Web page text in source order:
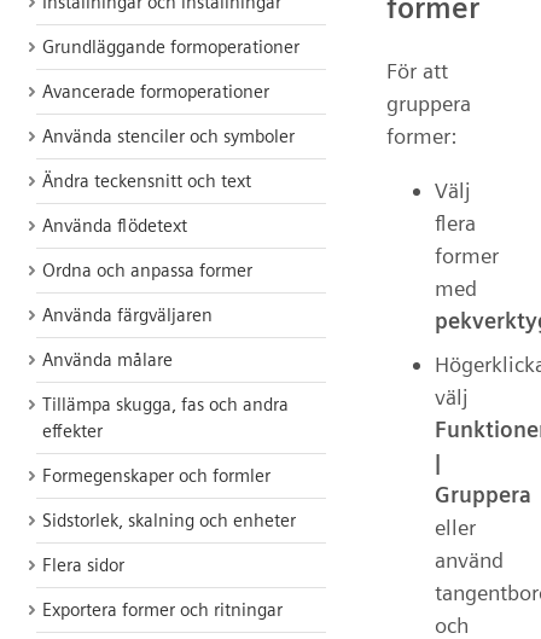
Grundläggande formoperationer
Avancerade formoperationer
Använda stenciler och symboler
Ändra teckensnitt och text
Använda flödetext
Ordna och anpassa former
Använda färgväljaren
Använda målare
Tillämpa skugga, fas och andra
effekter
Formegenskaper och formler
Sidstorlek, skalning och enheter
Flera sidor
Exportera former och ritningar
former
För att
gruppera
former:
Välj
flera
former
med
välj
|
Gruppera
eller
använd
och